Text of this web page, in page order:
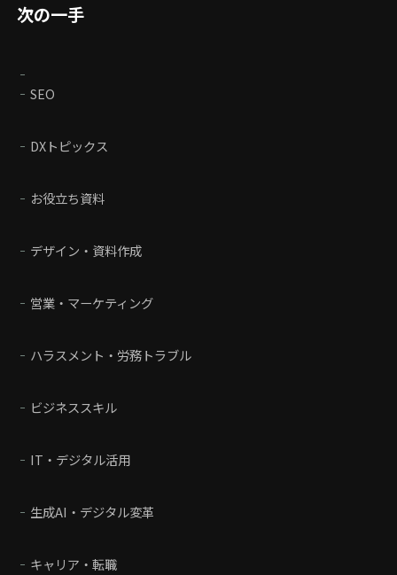
次の一手
SEO
DXトピックス
お役立ち資料
デザイン・資料作成
営業・マーケティング
ハラスメント・労務トラブル
ビジネススキル
IT・デジタル活用
生成AI・デジタル変革
キャリア・転職